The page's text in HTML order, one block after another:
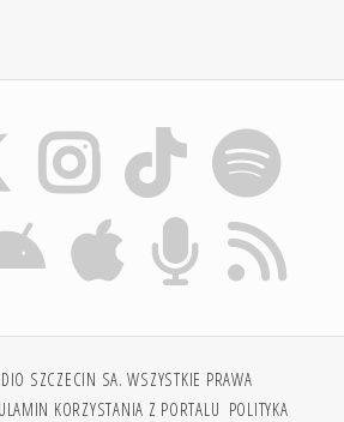
SZCZECIN SA. WSZYSTKIE PRAWA
KORZYSTANIA Z PORTALU POLITYKA